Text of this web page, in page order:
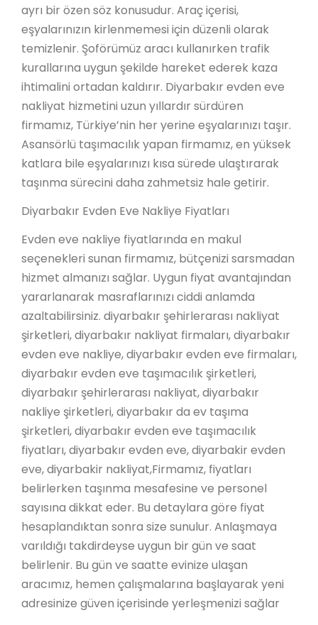
ayrı bir özen söz konusudur. Araç içerisi,
eşyalarınızın kirlenmemesi için düzenli olarak
temizlenir. Şoförümüz aracı kullanırken trafik
kurallarına uygun şekilde hareket ederek kaza
ihtimalini ortadan kaldırır. Diyarbakır evden eve
nakliyat hizmetini uzun yıllardır sürdüren
firmamız, Türkiye’nin her yerine eşyalarınızı taşır.
Asansörlü taşımacılık yapan firmamız, en yüksek
katlara bile eşyalarınızı kısa sürede ulaştırarak
taşınma sürecini daha zahmetsiz hale getirir.
Diyarbakır Evden Eve Nakliye Fiyatları
Evden eve nakliye fiyatlarında en makul
seçenekleri sunan firmamız, bütçenizi sarsmadan
hizmet almanızı sağlar. Uygun fiyat avantajından
yararlanarak masraflarınızı ciddi anlamda
azaltabilirsiniz. diyarbakır şehirlerarası nakliyat
şirketleri, diyarbakır nakliyat firmaları, diyarbakır
evden eve nakliye, diyarbakır evden eve firmaları,
diyarbakır evden eve taşımacılık şirketleri,
diyarbakır şehirlerarası nakliyat, diyarbakır
nakliye şirketleri, diyarbakır da ev taşıma
şirketleri, diyarbakır evden eve taşımacılık
fiyatları, diyarbakır evden eve, diyarbakir evden
eve, diyarbakir nakliyat,Firmamız, fiyatları
belirlerken taşınma mesafesine ve personel
sayısına dikkat eder. Bu detaylara göre fiyat
hesaplandıktan sonra size sunulur. Anlaşmaya
varıldığı takdirdeyse uygun bir gün ve saat
belirlenir. Bu gün ve saatte evinize ulaşan
aracımız, hemen çalışmalarına başlayarak yeni
adresinize güven içerisinde yerleşmenizi sağlar